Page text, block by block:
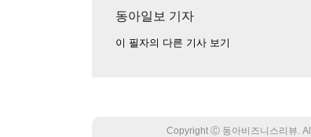
동아일보 기자
이 필자의 다른 기사 보기
Copyright Ⓒ 동아비즈니스리뷰.